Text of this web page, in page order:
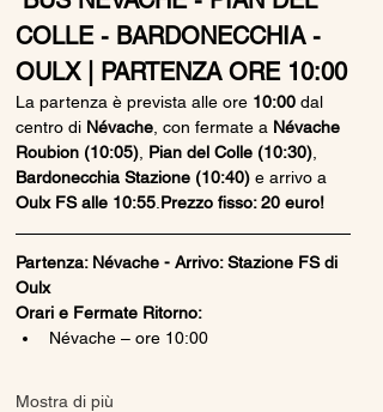
COLLE - BARDONECCHIA -
OULX | PARTENZA ORE 10:00
La partenza è prevista alle ore 10:00 dal
centro di Névache , con fermate a Névache
Roubion (10:05) Pian del Colle (10:30)
Bardonecchia Stazione (10:40) e arrivo a
Oulx FS alle 10:55 Prezzo fisso: 20 euro!
Partenza: Névache - Arrivo: Stazione FS di
Oulx
Orari e Fermate Ritorno:
Névache – ore 10:00
Mostra di più